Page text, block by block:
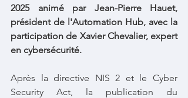
2025 animé par Jean-Pierre Hauet,
président de l'Automation Hub, avec la
participation de Xavier Chevalier, expert
en cybersécurité.
Après la directive NIS 2 et le Cyber
Security Act, la publication du